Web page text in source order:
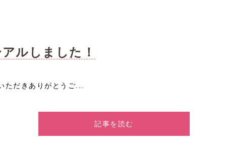
ルしました！
ただきありがとうご...
記事を読む